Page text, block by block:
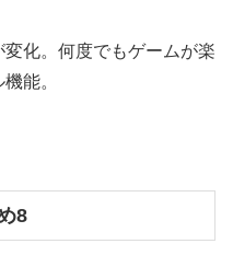
化。何度でもゲームが楽
能。
8